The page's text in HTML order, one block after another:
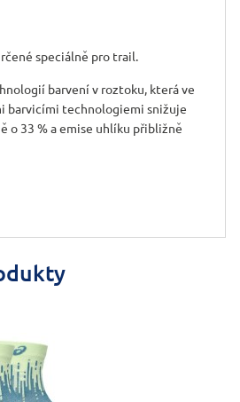
speciálně pro trail.
barvení v roztoku, která ve
barvicími technologiemi snižuje
o 33 % a emise uhlíku přibližně